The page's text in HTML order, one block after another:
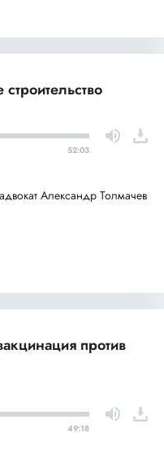
52:03
Александр Толмачев
против
49:18